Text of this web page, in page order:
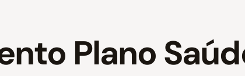
Plano